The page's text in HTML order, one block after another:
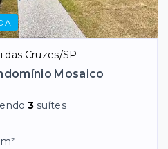
das Cruzes/SP
Mosaico
3 suítes
m²